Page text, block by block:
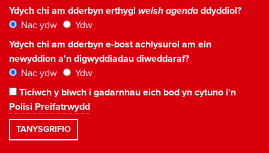
Ydych chi am dderbyn erthygl welsh agendaddyddiol?
Nac ydw
Ydw
Ydych chi am dderbyn e-bost achlysurol am ein
newyddion a'n digwyddiadau diweddaraf?
Nac ydw
Ydw
Ticiwch y blwch i gadarnhau eich bod yn cytuno i'n
Polisi Preifatrwydd